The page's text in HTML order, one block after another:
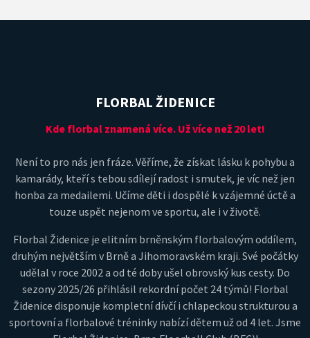
FLORBAL ŽIDENICE
Kde florbal znamená více. Už více než 20 let!
Není to pro nás jen fráze. Věříme, že získat lásku k pohybu a
kamarády, kteří s tebou sdílejí radost i smutek, je víc než jen
honba za medailemi. Učíme děti i dospělé k vzájemné úctě a
touze uspět nejenom ve sportu, ale i v životě.
Florbal Židenice je elitním brněnským florbalovým oddílem,
druhým největším v Brně a Jihomoravském kraji. Své počátky
udělal v roce 2002 a od té doby ušel obrovský kus cesty. Do
sezony 2025/26 přihlásil rekordní počet 24 týmů! Florbal
Židenice disponuje kompletní dívčí i chlapeckou strukturou a
sportovní a florbalové tréninky nabízí dětem už od 4 let. Jsme